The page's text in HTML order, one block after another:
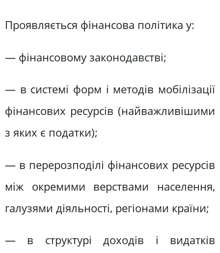
Проявляється фінансова політика у:
— фiнансовому законодавствi;
— в системi форм i методiв мобiлiзацiї
фiнансових ресурсiв (найважливiшими
з яких є податки);
— в перерозподiлi фiнансових ресурсiв
мiж окремими верствами населення,
галузями дiяльностi, регiонами країни;
— в структурi доходiв i видаткiв